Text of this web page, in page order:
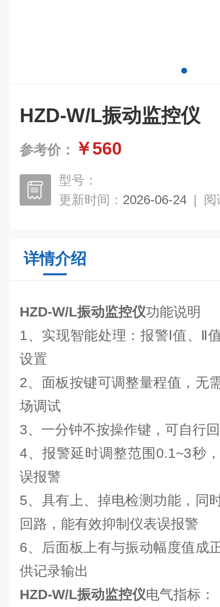
HZD-W/L振动监控仪
参考价： ￥560
型号：
更新时间： 2026-06-24 | 阅
详情介绍
HZD-W/L振动监控仪功能说明
1、实现智能处理：报警Ⅰ值、Ⅱ
设置
2、面板按键可调整量程值，无
场调试
3、一分钟不按操作键，可自行
4、报警延时调整范围0.1~3秒
误报警
5、具有上、掉电检测功能，同
回路，能有效抑制仪表误报警
6、后面板上有与振动幅度值成
供记录输出
HZD-W/L振动监控仪电气指标：